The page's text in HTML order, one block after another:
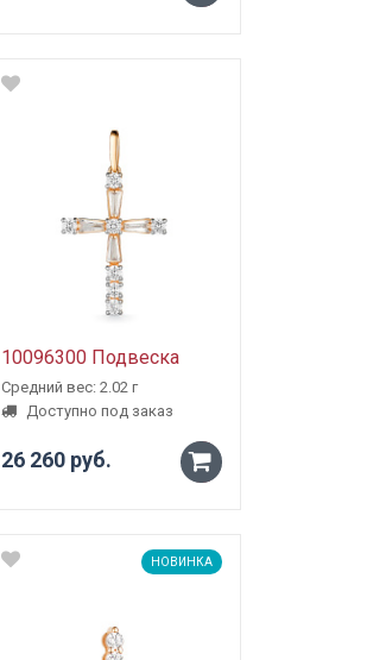
10096300 Подвеска
Средний вес: 2.02 г
Доступно под заказ
26 260 руб. -
НОВИНКА